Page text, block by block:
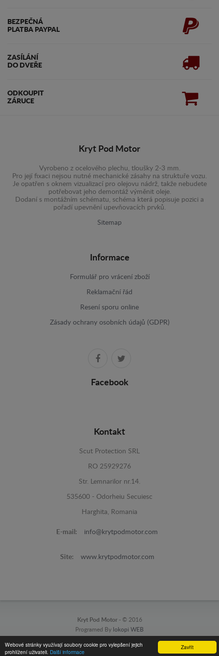
Zavřít
Webové stránky využívají soubory cookie pro vylepšení jejich
prohlížení uživateli. Další informace
BEZPEČNÁ
PLATBA PAYPAL
ZASÍLÁNÍ
DO DVEŘE
ODKOUPIT
ZÁRUCE
Kryt Pod Motor
Vyrobeno z ocelového plechu, tloušky 2-3 mm.
Pro její fixaci nejsou nutné mechanické zásahy na struktuře vozu.
Je opatřen s oknem vizualizací pro olejovu nádrž, takže nebudete
potřebovat jeho demontáž výměnit oleje.
Dodaní s montážním schématu, schéma která popisuje pozici a
pořadí upevnění upevňovacích prvků.
Sitemap
Informace
Formulář pro vrácení zboží
Reklamační řád
Resení sporu online
Zásady ochrany osobních údajů (GDPR)
Facebook
Kontakt
Scut Protection SRL
RO 25929276
Str. Lemnarilor nr.14.
535600 - Odorheiu Secuiesc
Harghita, Romania
E-mail: info@krytpodmotor.com
Site: www.krytpodmotor.com
Kryt Pod Motor - © 2016
Programed By lokopi WEB